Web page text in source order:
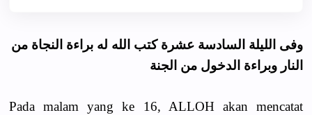
وفى الليلة السادسة عشرة كتب الله له براءة النجاة من
النار وبراءة الدخول من الجنة
Pada malam yang ke 16, ALLOH akan mencatat